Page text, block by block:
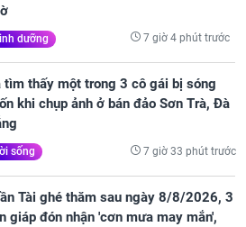
dưỡng 7 giờ 4 phút trước
tìm thấy một trong 3 cô gái bị sóng
khi chụp ảnh ở bán đảo Sơn Trà, Đà
sống 7 giờ 33 phút trước
Tài ghé thăm sau ngày 8/8/2026, 3
giáp đón nhận 'cơn mưa may mắn',